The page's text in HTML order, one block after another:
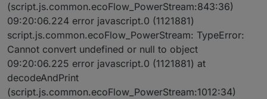
(script.js.common.ecoFlow_PowerStream:843:36)
09:20:06.224 error javascript.0 (1121881)
script.js.common.ecoFlow_PowerStream: TypeError:
Cannot convert undefined or null to object
09:20:06.225 error javascript.0 (1121881) at
decodeAndPrint
(script.js.common.ecoFlow_PowerStream:1012:34)